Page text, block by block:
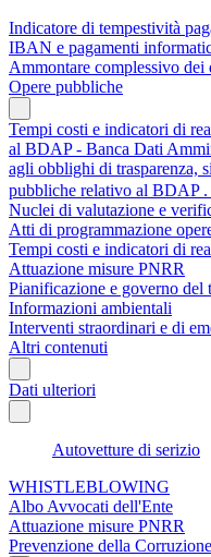
Indicatore di tempestività
IBAN e pagamenti
Ammontare complessivo dei
Opere pubbliche
Tempi costi e indicatori di
al BDAP - Banca Dati
agli obblighi di trasparenza,
pubbliche relativo al BDAP .
Nuclei di valutazione e
Atti di programmazione
Tempi costi e indicatori di
Attuazione misure PNRR
Pianificazione e governo del
Informazioni ambientali
Interventi straordinari e di
Altri contenuti
Dati ulteriori
Autovetture di serizio
WHISTLEBLOWING
Albo Avvocati dell'Ente
Attuazione misure PNRR
Prevenzione della Corruzione